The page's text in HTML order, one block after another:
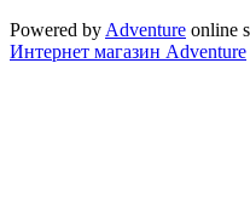
Powered by Adventure online
Интернет магазин Adventure